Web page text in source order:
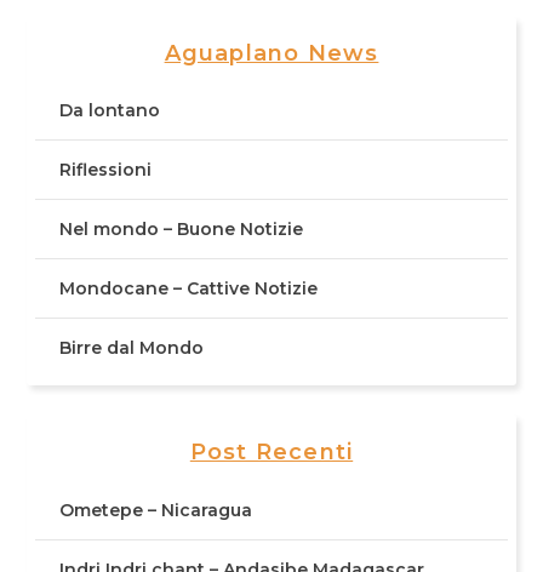
Aguaplano News
Da lontano
Riflessioni
Nel mondo – Buone Notizie
Mondocane – Cattive Notizie
Birre dal Mondo
Post Recenti
Ometepe – Nicaragua